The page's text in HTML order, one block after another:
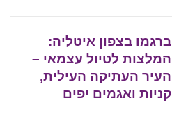
ברגמו בצפון איטליה:
המלצות לטיול עצמאי –
העיר העתיקה העילית,
קניות ואגמים יפים